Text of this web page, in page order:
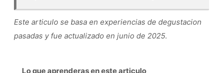
Este articulo se basa en experiencias de degustacion
pasadas y fue actualizado en junio de 2025.
Lo que aprenderas en este articulo